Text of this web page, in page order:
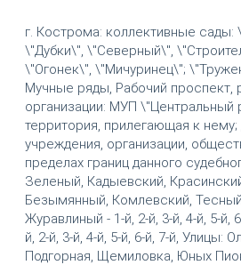
г. Кострома: коллективные сады:
\"Дубки\", \"Северный\",
\"Огонек\", \"Мичуринец\";
Мучные ряды, Рабочий проспект,
организации: МУП \"Центральный
территория, прилегающая к нему;
учреждения, организации,
пределах границ данного
Зеленый, Кадыевский,
Безымянный, Комлевский,
Журавлиный - 1-й, 2-й, 3-й, 4-й, 5-й,
й, 2-й, 3-й, 4-й, 5-й, 6-й, 7-й, Улицы:
Подгорная, Щемиловка, Юных